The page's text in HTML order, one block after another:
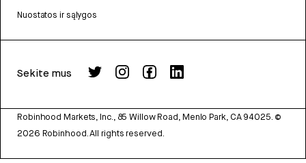
Nuostatos ir sąlygos
Sekite mus
Robinhood Markets, Inc., 85 Willow Road, Menlo Park, CA 94025. ©
2026 Robinhood. All rights reserved.